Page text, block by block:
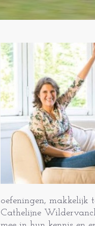
oefeningen, makkelijk
Cathelijne